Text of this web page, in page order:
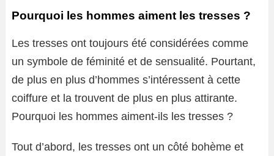
Pourquoi les hommes aiment les tresses ?
Les tresses ont toujours été considérées comme
un symbole de féminité et de sensualité. Pourtant,
de plus en plus d’hommes s’intéressent à cette
coiffure et la trouvent de plus en plus attirante.
Pourquoi les hommes aiment-ils les tresses ?
Tout d’abord, les tresses ont un côté bohème et